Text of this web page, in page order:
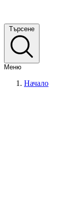
Търсене
Меню
Начало